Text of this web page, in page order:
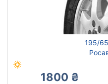
195/
1800 ₴